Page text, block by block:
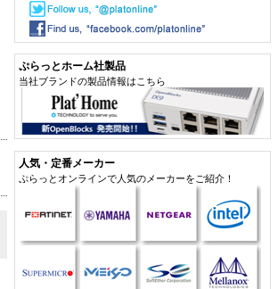
ぷらっとホーム社製品
当社ブランドの製品情報はこちら
人気・定番メーカー
ぷらっとオンラインで人気のメーカーをご紹介！